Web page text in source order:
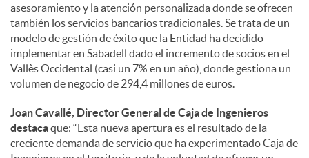
asesoramiento y la atención personalizada donde se ofrecen
también los servicios bancarios tradicionales. Se trata de un
modelo de gestión de éxito que la Entidad ha decidido
implementar en Sabadell dado el incremento de socios en el
Vallès Occidental (casi un 7% en un año), donde gestiona un
volumen de negocio de 294,4 millones de euros.
Joan Cavallé, Director General de Caja de Ingenieros
destacaque: “Esta nueva apertura es el resultado de la
creciente demanda de servicio que ha experimentado Caja de